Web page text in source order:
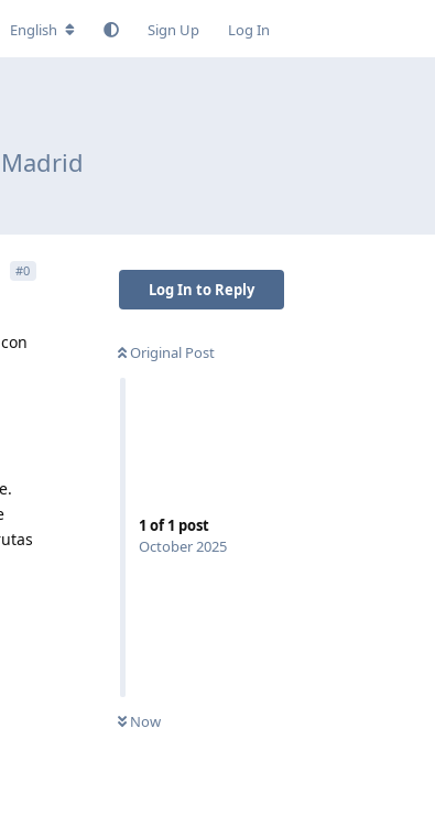
English Sign Up Log In
Log In to Reply
Original Post
1 of1 post
October 2025
Now
#0